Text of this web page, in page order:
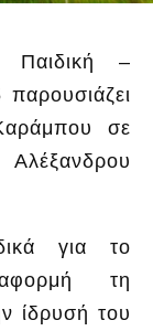
Παιδική –
σε
για το
τη
ίδρυσή του